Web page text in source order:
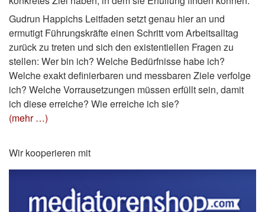
Gudrun Happichs Leitfaden setzt genau hier an und
ermutigt Führungskräfte einen Schritt vom Arbeitsalltag
zurück zu treten und sich den existentiellen Fragen zu
stellen: Wer bin ich? Welche Bedürfnisse habe ich?
Welche exakt definierbaren und messbaren Ziele verfolge
ich? Welche Vorrausetzungen müssen erfüllt sein, damit
ich diese erreiche? Wie erreiche ich sie?
(mehr …)
Wir kooperieren mit